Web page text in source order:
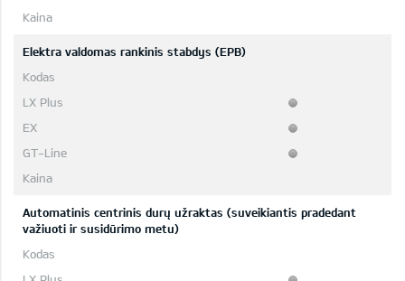
Elektra valdomas rankinis stabdys (EPB)
Automatinis centrinis durų užraktas (suveikiantis pradedant
važiuoti ir susidūrimo metu)